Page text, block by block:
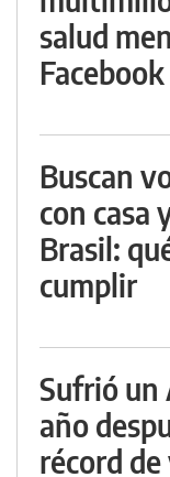
salud
Buscan
con casa
Brasil:
cumplir
Sufrió un
año
récord